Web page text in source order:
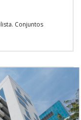
Conjuntos